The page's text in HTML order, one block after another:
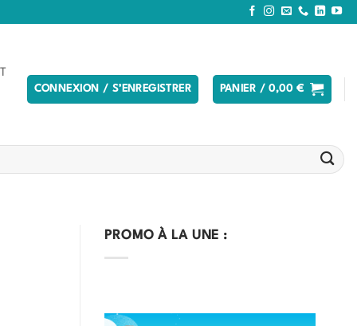
CONNEXION / S’ENREGISTRER PANIER /0,00 €
PROMO À LA UNE :